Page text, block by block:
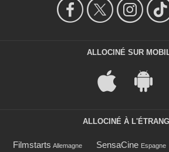
ALLOCINÉ SUR
ALLOCINÉ À
Filmstarts Allemagne SensaCine Espagne